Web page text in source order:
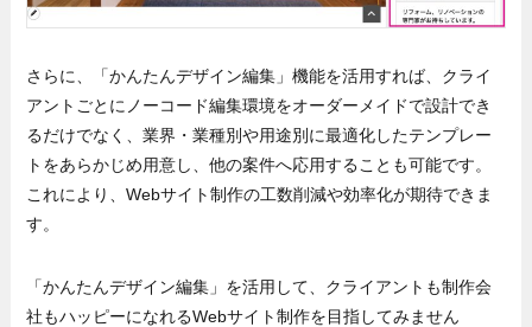
さらに、「かんたんデザイン編集」機能を活用すれば、クライ
アントごとにノーコード編集環境をオーダーメイドで設計でき
るだけでなく、業界・業種別や用途別に最適化したテンプレー
トをあらかじめ用意し、他の案件へ応用することも可能です。
これにより、Webサイト制作の工数削減や効率化が期待できま
す。
「かんたんデザイン編集」を活用して、クライアントも制作会
社もハッピーになれるWebサイト制作を目指してみません